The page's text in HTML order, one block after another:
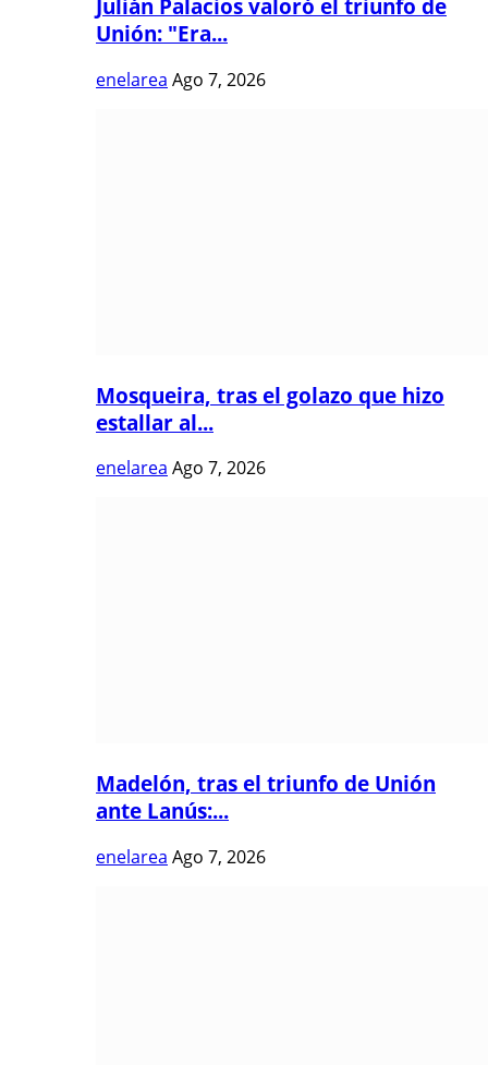
Julián Palacios valoró el triunfo de
Unión: "Era...
enelarea Ago 7, 2026
Mosqueira, tras el golazo que hizo
estallar al...
enelarea Ago 7, 2026
Madelón, tras el triunfo de Unión
ante Lanús:...
enelarea Ago 7, 2026